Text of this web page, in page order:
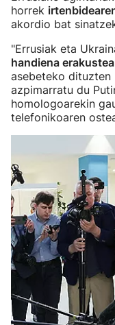
horrek
akordio bat
"Errusiak eta
handiena erakustea
asebeteko dituzten
azpimarratu du
homologoarekin
telefonikoaren